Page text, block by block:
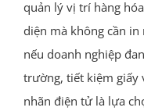
quản lý vị trí hàng
diện mà không cần
nếu doanh nghiệp
trường, tiết kiệm giấy
nhãn điện tử là lựa